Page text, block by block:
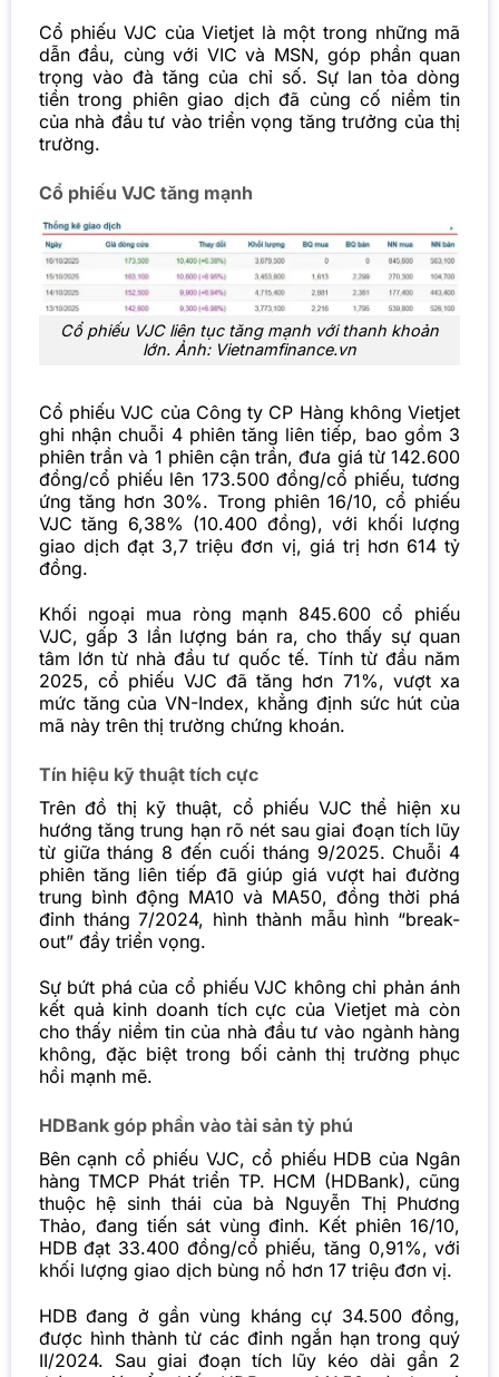
Cổ phiếu VJC của Vietjet là một trong những mã
dẫn đầu, cùng với VIC và MSN, góp phần quan
trọng vào đà tăng của chỉ số. Sự lan tỏa dòng
tiền trong phiên giao dịch đã củng cố niềm tin
của nhà đầu tư vào triển vọng tăng trưởng của thị
trường.
Cổ phiếu VJC tăng mạnh
Cổ phiếu VJC liên tục tăng mạnh với thanh khoản
lớn. Ảnh: Vietnamfinance.vn
Cổ phiếu VJC của Công ty CP Hàng khôngVietjet
ghi nhận chuỗi 4 phiên tăng liên tiếp, bao gồm 3
phiên trần và 1 phiên cận trần, đưa giá từ 142.600
đồng/cổ phiếu lên 173.500 đồng/cổ phiếu, tương
ứng tăng hơn 30%. Trong phiên 16/10, cổ phiếu
VJC tăng 6,38% (10.400 đồng), với khối lượng
giao dịch đạt 3,7 triệu đơn vị, giá trị hơn 614 tỷ
đồng.
Khối ngoại mua ròng mạnh 845.600 cổ phiếu
VJC, gấp 3 lần lượng bán ra, cho thấy sự quan
tâm lớn từ nhà đầu tư quốc tế. Tính từ đầu năm
2025, cổ phiếu VJC đã tăng hơn 71%, vượt xa
mức tăng của VN-Index, khẳng định sức hút của
mã này trên thị trường chứng khoán.
Tín hiệu kỹ thuật tích cực
Trên đồ thị kỹ thuật, cổ phiếu VJC thể hiện xu
hướng tăng trung hạn rõ nét sau giai đoạn tích lũy
từ giữa tháng 8 đến cuối tháng 9/2025. Chuỗi 4
phiên tăng liên tiếp đã giúp giá vượt hai đường
trung bình động MA10 và MA50, đồng thời phá
đỉnh tháng 7/2024, hình thành mẫu hình “break-
out” đầy triển vọng.
Sự bứt phá của cổ phiếu VJC không chỉ phản ánh
kết quả kinh doanh tích cực của Vietjet mà còn
cho thấy niềm tin của nhà đầu tư vào ngành hàng
không, đặc biệt trong bối cảnh thị trường phục
hồi mạnh mẽ.
HDBank góp phần vào tài sản tỷ phú
Bên cạnh cổ phiếu VJC, cổ phiếu HDB của Ngân
hàng TMCP Phát triển TP. HCM (HDBank), cũng
thuộc hệ sinh thái của bà Nguyễn Thị Phương
Thảo, đang tiến sát vùng đỉnh. Kết phiên 16/10,
HDB đạt 33.400 đồng/cổ phiếu, tăng 0,91%, với
khối lượng giao dịch bùng nổ hơn 17 triệu đơn vị.
HDB đang ở gần vùng kháng cự 34.500 đồng,
được hình thành từ các đỉnh ngắn hạn trong quý
II/2024. Sau giai đoạn tích lũy kéo dài gần 2